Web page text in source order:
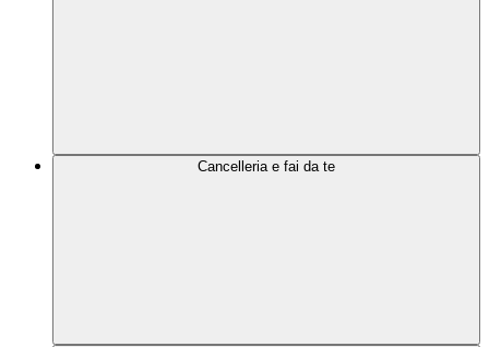
Cancelleria e fai da te